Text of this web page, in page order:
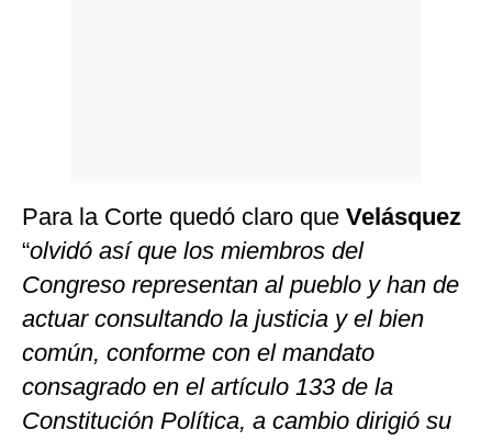
Para la Corte quedó claro que Velásquez
“olvidó así que los miembros del
Congreso representan al pueblo y han de
actuar consultando la justicia y el bien
común, conforme con el mandato
consagrado en el artículo 133 de la
Constitución Política, a cambio dirigió su